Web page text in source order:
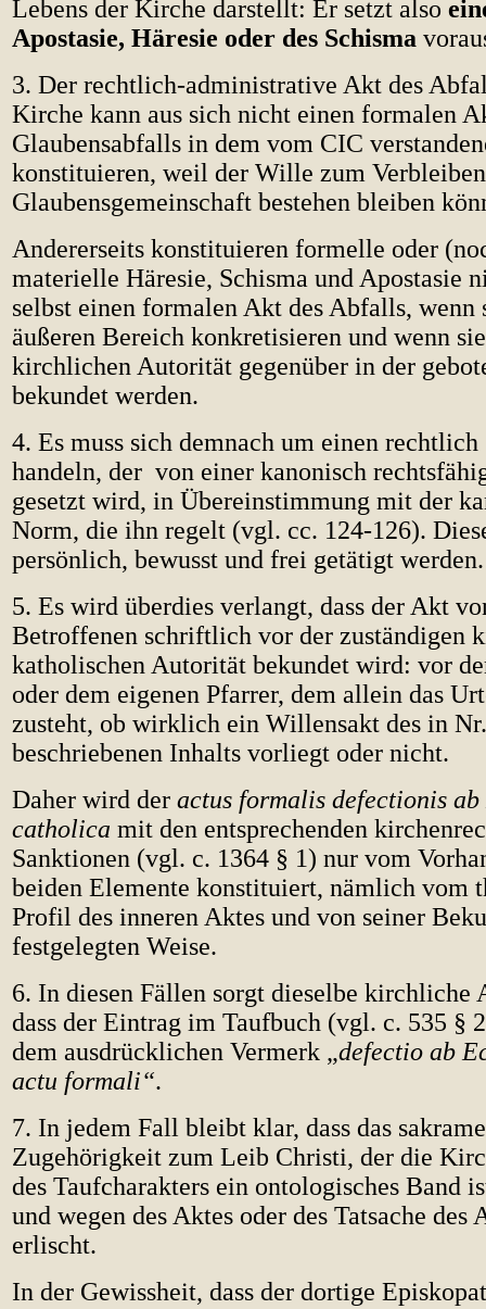
Lebens der Kirche darstellt: Er setzt also
Apostasie, Häresie oder des Schisma
3. Der rechtlich-administrative Akt des
Kirche kann aus sich nicht einen formalen
Glaubensabfalls in dem vom CIC
konstituieren, weil der Wille zum
Glaubensgemeinschaft bestehen bleiben
Andererseits konstituieren formelle oder
materielle Häresie, Schisma und Apostasie
selbst einen formalen Akt des Abfalls,
äußeren Bereich konkretisieren und wenn
kirchlichen Autorität gegenüber in der
bekundet werden.
4. Es muss sich demnach um einen
handeln, der von einer kanonisch
gesetzt wird, in Übereinstimmung mit der
Norm, die ihn regelt (vgl. cc. 124-126).
persönlich, bewusst und frei getätigt werden.
5. Es wird überdies verlangt, dass der Akt
Betroffenen schriftlich vor der zuständigen
katholischen Autorität bekundet wird: vor
oder dem eigenen Pfarrer, dem allein das
zusteht, ob wirklich ein Willensakt des in
beschriebenen Inhalts vorliegt oder nicht.
Daher wird der actus formalis defectionis
catholica mit den entsprechenden
Sanktionen (vgl. c. 1364 § 1) nur vom
beiden Elemente konstituiert, nämlich vom
Profil des inneren Aktes und von seiner
festgelegten Weise.
6. In diesen Fällen sorgt dieselbe kirchliche
dass der Eintrag im Taufbuch (vgl. c. 535 §
dem ausdrücklichen Vermerk „defectio ab
actu formali“.
7. In jedem Fall bleibt klar, dass das
Zugehörigkeit zum Leib Christi, der die
des Taufcharakters ein ontologisches Band
und wegen des Aktes oder des Tatsache des
erlischt.
In der Gewissheit, dass der dortige